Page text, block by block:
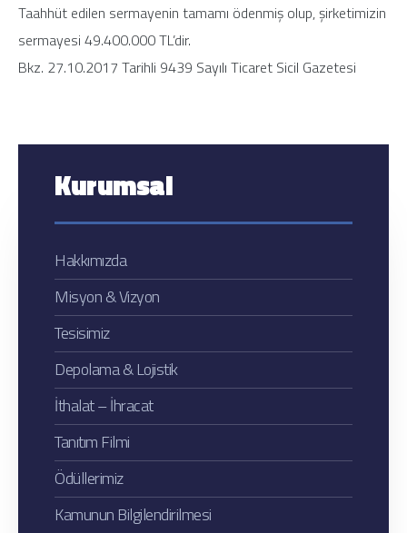
Taahhüt edilen sermayenin tamamı ödenmiş olup, şirketimizin
sermayesi 49.400.000 TL’dir.
Bkz. 27.10.2017 Tarihli 9439 Sayılı Ticaret Sicil Gazetesi
Kurumsal
Hakkımızda
Misyon & Vizyon
Tesisimiz
Depolama & Lojistik
İthalat – İhracat
Tanıtım Filmi
Ödüllerimiz
Kamunun Bilgilendirilmesi